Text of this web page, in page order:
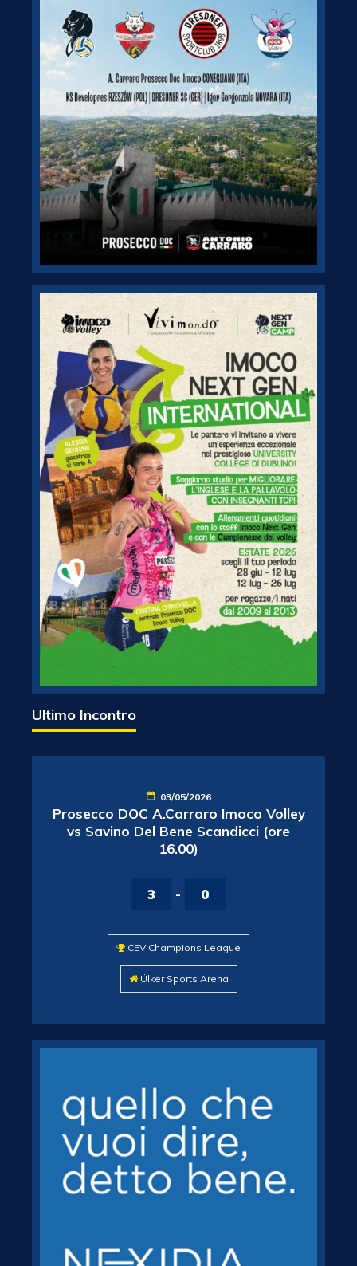
Ultimo Incontro
03/05/2026
Prosecco DOC A.Carraro Imoco Volley
vs Savino Del Bene Scandicci (ore
16.00)
3 - 0
CEV Champions League
Ülker Sports Arena